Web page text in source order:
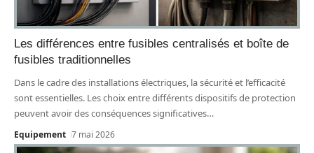
Les différences entre fusibles centralisés et boîte de
fusibles traditionnelles
Dans le cadre des installations électriques, la sécurité et l’efficacité
sont essentielles. Les choix entre différents dispositifs de protection
peuvent avoir des conséquences significatives…
Equipement 7 mai 2026